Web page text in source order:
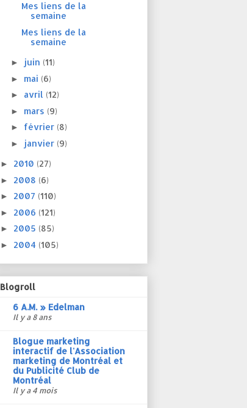
Mes liens de la
semaine
Mes liens de la
semaine
► juin (11)
► mai (6)
► avril (12)
► mars (9)
► février (8)
► janvier (9)
► 2010 (27)
► 2008 (6)
► 2007 (110)
► 2006 (121)
► 2005 (85)
► 2004 (105)
Blogroll
6 A.M. » Edelman
Il y a 8 ans
Blogue marketing
interactif de l'Association
marketing de Montréal et
du Publicité Club de
Montréal
Il y a 4 mois